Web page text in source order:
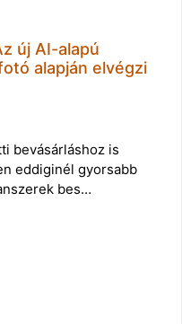
új AI-alapú
alapján elvégzi
bevásárláshoz is
eddiginél gyorsabb
bes…